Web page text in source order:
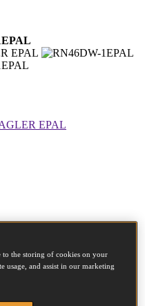
the storing of cookies on your
usage, and assist in our marketing